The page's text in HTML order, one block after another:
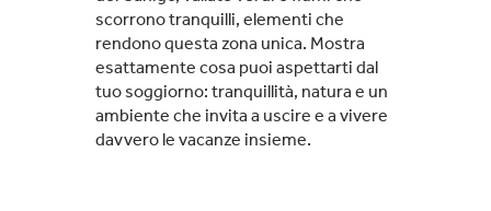
scorrono tranquilli, elementi che
rendono questa zona unica. Mostra
esattamente cosa puoi aspettarti dal
tuo soggiorno: tranquillità, natura e un
ambiente che invita a uscire e a vivere
davvero le vacanze insieme.